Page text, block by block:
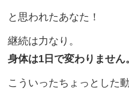
と思われたあなた！
継続は力なり。
身体は1日で変わりません
こういったちょっとした